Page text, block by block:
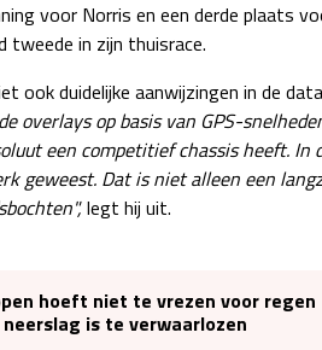
voor Norris en een derde plaats
tweede in zijn thuisrace.
ook duidelijke aanwijzingen in de
overlays op basis van GPS-
een competitief chassis heeft. In
geweest. Dat is niet alleen een
legt hij uit.
hoeft niet te vrezen voor regen
neerslag is te verwaarlozen